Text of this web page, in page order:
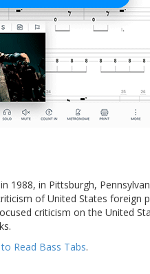
1988, in Pittsburgh,
of United States foreign
criticism on the United
Read Bass Tabs.